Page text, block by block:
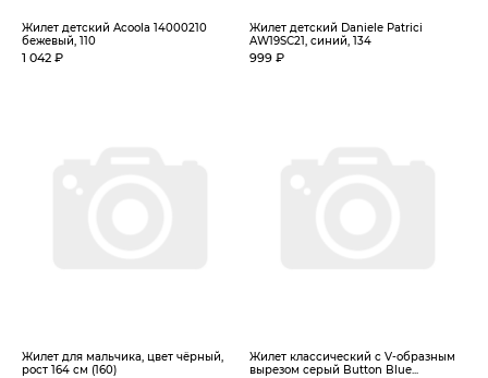
Жилет детский Acoola 14000210
бежевый, 110
1 042 ₽
Жилет детский Daniele Patrici
AW19SC21, синий, 134
999 ₽
Жилет для мальчика, цвет чёрный,
рост 164 см (160)
Жилет классический с V-образным
вырезом серый Button Blue...